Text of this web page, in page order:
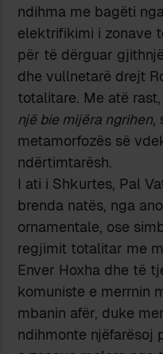
ndihma me bagëti
elektrifikimi i zonave
për të dërguar
dhe vullnetarë drejt
totalitare. Me atë
një bie mijëra ngrihen,
metamorfozës së
ndërtimtarësh.
I ati i Shkurtes, Pal
brenda natës, nga
ornamentale, ose
regjimit totalitar me
Enver Hoxha dhe të
komuniste e merrnin
mbanin afër, duke
ndihmonte njëfarësoj